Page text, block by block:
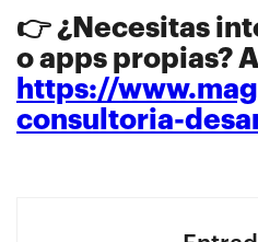
👉 ¿Necesitas
o apps propias?
https://
consultoria-